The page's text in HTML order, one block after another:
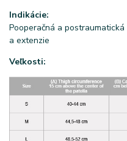
Indikácie:
Pooperačná a
a extenzie
Veľkosti: